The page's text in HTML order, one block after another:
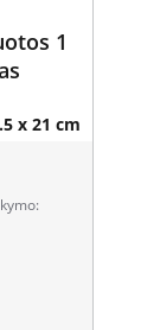
1
x 21 cm